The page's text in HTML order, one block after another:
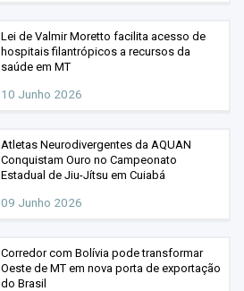
Lei de Valmir Moretto facilita acesso de
hospitais filantrópicos a recursos da
saúde em MT
10 Junho 2026
Atletas Neurodivergentes da AQUAN
Conquistam Ouro no Campeonato
Estadual de Jiu-Jítsu em Cuiabá
09 Junho 2026
Corredor com Bolívia pode transformar
Oeste de MT em nova porta de exportação
do Brasil